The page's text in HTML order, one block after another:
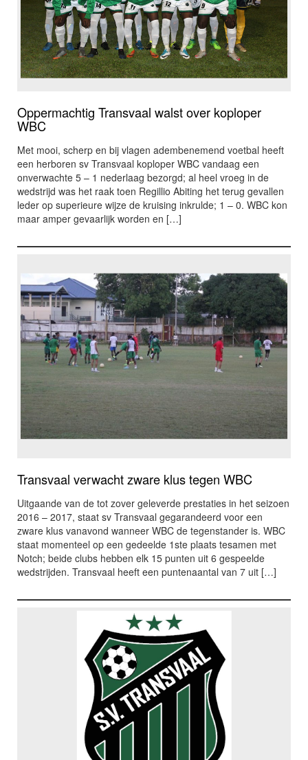
Oppermachtig Transvaal walst over koploper
WBC
Met mooi, scherp en bij vlagen adembenemend voetbal heeft
een herboren sv Transvaal koploper WBC vandaag een
onverwachte 5 – 1 nederlaag bezorgd; al heel vroeg in de
wedstrijd was het raak toen Regillio Abiting het terug gevallen
leder op superieure wijze de kruising inkrulde; 1 – 0. WBC kon
maar amper gevaarlijk worden en […]
Transvaal verwacht zware klus tegen WBC
Uitgaande van de tot zover geleverde prestaties in het seizoen
2016 – 2017, staat sv Transvaal gegarandeerd voor een
zware klus vanavond wanneer WBC de tegenstander is. WBC
staat momenteel op een gedeelde 1ste plaats tesamen met
Notch; beide clubs hebben elk 15 punten uit 6 gespeelde
wedstrijden. Transvaal heeft een puntenaantal van 7 uit […]